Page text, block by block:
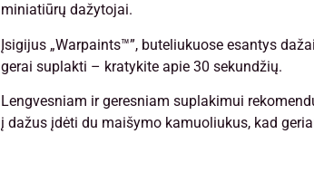
miniatiūrų dažytojai.
Įsigijus „Warpaints™”, buteliukuose esantys
gerai suplakti – kratykite apie 30 sekundžių.
Lengvesniam ir geresniam suplakimui
į dažus įdėti du maišymo kamuoliukus, kad